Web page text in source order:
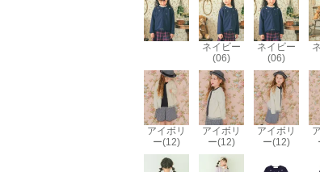
ネイビー
(06)
ネイビー
(06)
アイボリ
ー(12)
アイボリ
ー(12)
アイボリ
ー(12)